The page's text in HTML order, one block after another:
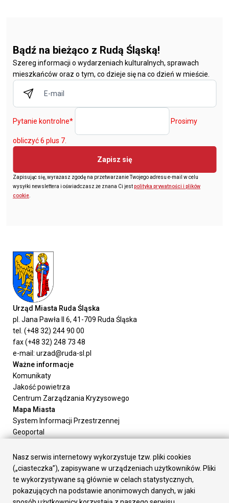
Bądź na bieżąco z Rudą Śląską!
Szereg informacji o wydarzeniach kulturalnych, sprawach
mieszkańców oraz o tym, co dzieje się na co dzień w mieście.
Pytanie kontrolne* Prosimy
obliczyć 6 plus 7.
Zapisz się
Zapisując się, wyrażasz zgodę na przetwarzanie Twojego adresu e-mail w celu
wysyłki newslettera i oświadczasz że znana Ci jestpolityka prywatności i plików
cookie.
Urząd Miasta Ruda Śląska
pl. Jana Pawła II 6, 41-709 Ruda Śląska
tel. (+48 32) 244 90 00
fax (+48 32) 248 73 48
e-mail: urzad@ruda-sl.pl
Ważne informacje
Komunikaty
Jakość powietrza
Centrum Zarządzania Kryzysowego
Mapa Miasta
System Informacji Przestrzennej
Geoportal
Załatw sprawę
Prezydent Miasta
Rada Miasta
Wydziały
Elektroniczna Skrzynka Podawcza
Nasz serwis internetowy wykorzystuje tzw. pliki cookies
(„ciasteczka”), zapisywane w urządzeniach użytkowników. Pliki
te wykorzystywane są głównie w celach statystycznych,
pokazujących na podstawie anonimowych danych, w jaki